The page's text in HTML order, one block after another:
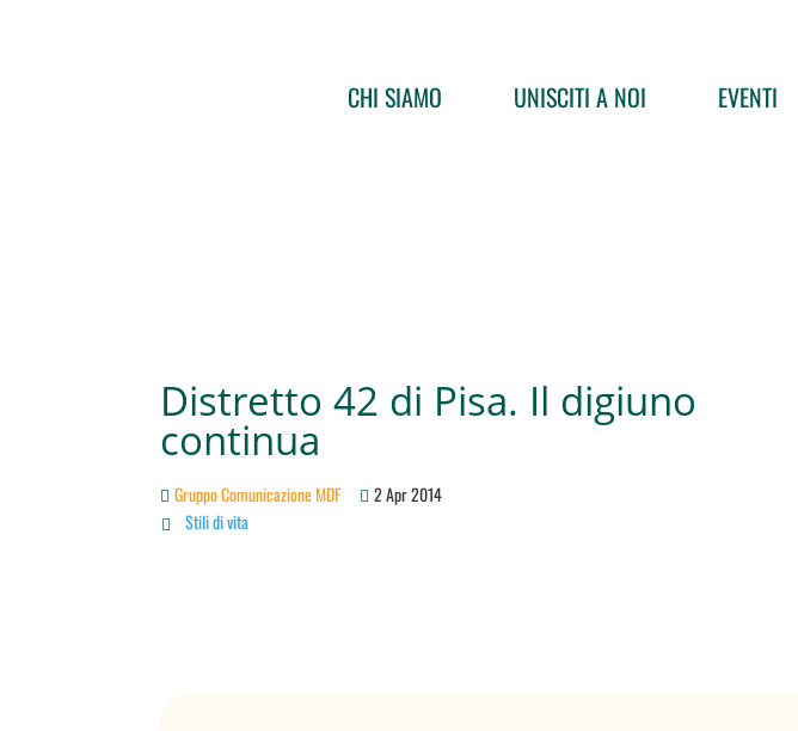
CHI SIAMO UNISCITI A NOI EVENTI
Distretto 42 di Pisa. Il digiuno
continua
Gruppo Comunicazione MDF 2 Apr 2014
 Stili di vita